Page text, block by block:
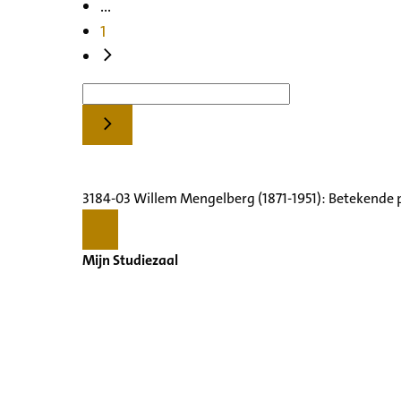
...
1
3184-03 Willem Mengelberg (1871-1951):
Mijn Studiezaal